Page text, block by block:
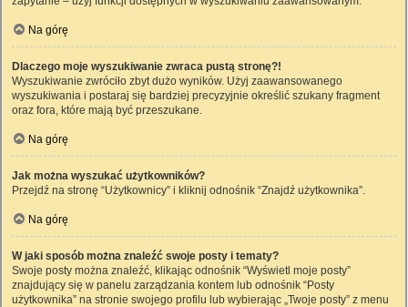
Na górę
Dlaczego moje wyszukiwanie zwraca pustą stronę?!
Wyszukiwanie zwróciło zbyt dużo wyników. Użyj zaawansowanego
wyszukiwania i postaraj się bardziej precyzyjnie określić szukany fragment
oraz fora, które mają być przeszukane.
Na górę
Jak można wyszukać użytkowników?
Przejdź na stronę “Użytkownicy” i kliknij odnośnik “Znajdź użytkownika”.
Na górę
W jaki sposób można znaleźć swoje posty i tematy?
Swoje posty można znaleźć, klikając odnośnik “Wyświetl moje posty”
znajdujący się w panelu zarządzania kontem lub odnośnik “Posty
użytkownika” na stronie swojego profilu lub wybierając „Twoje posty” z menu